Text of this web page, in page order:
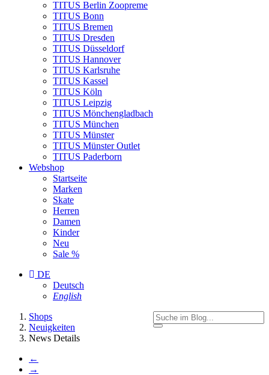
TITUS Berlin Zoopreme
TITUS Bonn
TITUS Bremen
TITUS Dresden
TITUS Düsseldorf
TITUS Hannover
TITUS Karlsruhe
TITUS Kassel
TITUS Köln
TITUS Leipzig
TITUS Mönchengladbach
TITUS München
TITUS Münster
TITUS Münster Outlet
TITUS Paderborn
Webshop
Startseite
Marken
Skate
Herren
Damen
Kinder
Neu
Sale %
DE
Deutsch
English
here:
Shops
Neuigkeiten
News Details
←
→